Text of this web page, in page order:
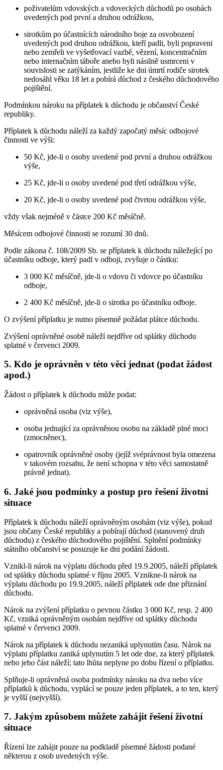
poživatelům vdovských a vdoveckých důchodů po osobách
uvedených pod první a druhou odrážkou,
sirotkům po účastnících národního boje za osvobození
uvedených pod druhou odrážkou, kteří padli, byli popraveni
nebo zemřeli ve vyšetřovací vazbě, vězení, koncentračním
nebo internačním táboře anebo byli násilně usmrceni v
souvislosti se zatýkáním, jestliže ke dni úmrtí rodiče sirotek
nedosáhl věku 18 let a pobírá důchod z českého důchodového
pojištění.
Podmínkou nároku na příplatek k důchodu je občanství České
republiky.
Příplatek k důchodu náleží za každý započatý měsíc odbojové
činnosti ve výši:
50 Kč, jde-li o osoby uvedené pod první a druhou odrážkou
výše,
25 Kč, jde-li o osoby uvedené pod třetí odrážkou výše,
20 Kč, jde-li o osoby uvedené pod čtvrtou odrážkou výše,
vždy však nejméně v částce 200 Kč měsíčně.
Měsícem odbojové činnosti se rozumí 30 dnů.
Podle zákona č. 108/2009 Sb. se příplatek k důchodu náležející po
účastníku odboje, který padl v odboji, zvyšuje o částku:
3 000 Kč měsíčně, jde-li o vdovu či vdovce po účastníku
odboje,
2 400 Kč měsíčně, jde-li o sirotka po účastníku odboje.
O zvýšení příplatku je nutno písemně požádat plátce důchodu.
Zvýšení oprávněné osobě náleží nejdříve od splátky důchodu
splatné v červenci 2009.
5. Kdo je oprávněn v této věci jednat (podat žádost
apod.)
Žádost o příplatek k důchodu může podat:
oprávněná osoba (viz výše),
osoba jednající za oprávněnou osobu na základě plné moci
(zmocněnec),
opatrovník oprávněné osoby (jejíž svéprávnost byla omezena
v takovém rozsahu, že není schopna v této věci samostatně
právně jednat).
6. Jaké jsou podmínky a postup pro řešení životní
situace
Příplatek k důchodu náleží oprávněným osobám (viz výše), pokud
jsou občany České republiky a pobírají důchod (stanovený druh
důchodu) z českého důchodového pojištění. Splnění podmínky
státního občanství se posuzuje ke dni podání žádosti.
Vznikl-li nárok na výplatu důchodu před 19.9.2005, náleží příplatek
od splátky důchodu splatné v říjnu 2005. Vznikne-li nárok na
výplatu důchodu po 19.9.2005, náleží příplatek ode dne přiznání
důchodu.
Nárok na zvýšení příplatku o pevnou částku 3 000 Kč, resp. 2 400
Kč, vzniká oprávněným osobám nejdříve od splátky důchodu
splatné v červenci 2009.
Nárok na příplatek k důchodu nezaniká uplynutím času. Nárok na
výplatu příplatku zaniká uplynutím 5 let ode dne, za který příplatek
nebo jeho část náleží; tato lhůta neplyne po dobu řízení o příplatku.
Splňuje-li oprávněná osoba podmínky nároku na dva nebo více
příplatků k důchodu, vyplácí se pouze jeden příplatek, a to ten, který
je vyšší (nejvyšší).
7. Jakým způsobem můžete zahájit řešení životní
situace
Řízení lze zahájit pouze na podkladě písemné žádosti podané
některou z osob uvedených výše.